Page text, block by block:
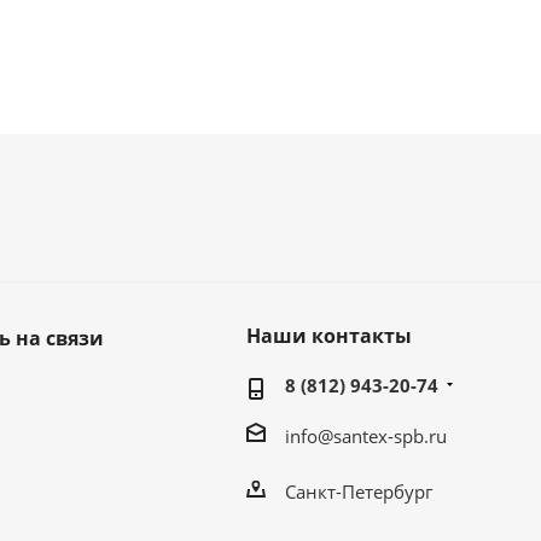
на связи Наши контакты
8 (812) 943-20-74
info@santex-spb.ru
Санкт-Петербург